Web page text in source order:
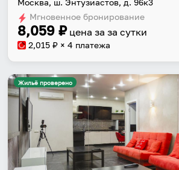
Москва, ш. Энтузиастов, д. 96к3
Мгновенное бронирование
8,059 ₽ цена за за сутки
2,015 ₽ × 4 платежа
Жильё проверено